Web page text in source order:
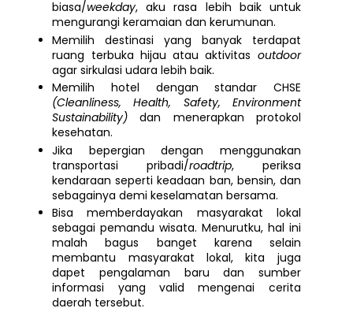
biasa/weekday, aku rasa lebih baik untuk
mengurangi keramaian dan kerumunan.
Memilih destinasi yang banyak terdapat
ruang terbuka hijau atau aktivitas outdoor
agar sirkulasi udara lebih baik.
Memilih hotel dengan standar CHSE
(Cleanliness, Health, Safety, Environment
Sustainability)dan menerapkan protokol
kesehatan.
Jika bepergian dengan menggunakan
transportasi pribadi/roadtrip, periksa
kendaraan seperti keadaan ban, bensin, dan
sebagainya demi keselamatan bersama.
Bisa memberdayakan masyarakat lokal
sebagai pemandu wisata. Menurutku, hal ini
malah bagus banget karena selain
membantu masyarakat lokal, kita juga
dapet pengalaman baru dan sumber
informasi yang valid mengenai cerita
daerah tersebut.